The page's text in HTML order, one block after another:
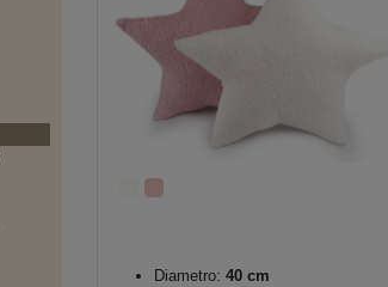
Diametro: 40 cm